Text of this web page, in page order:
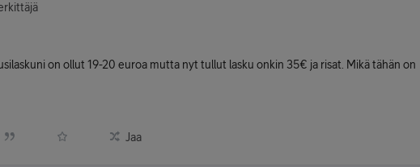
on ollut 19-20 euroa mutta nyt tullut lasku onkin 35€ ja risat. Mikä tähän on
Jaa